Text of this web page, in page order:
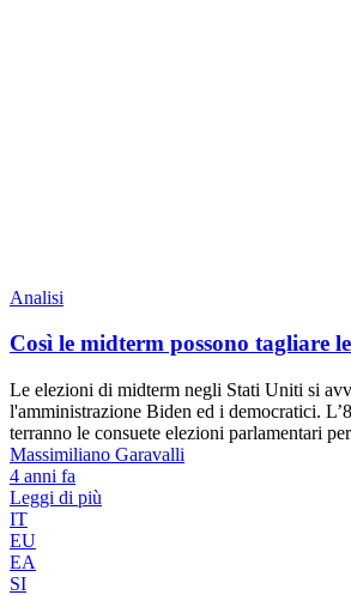
Analisi
Così le midterm possono tagliare
Le elezioni di midterm negli Stati Uniti si
l'amministrazione Biden ed i democratici.
terranno le consuete elezioni parlamentari
Massimiliano Garavalli
4 anni fa
Leggi di più
IT
EU
EA
SI